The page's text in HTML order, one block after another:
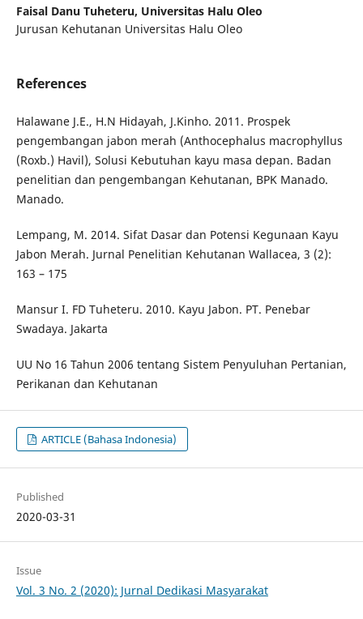
Faisal Danu Tuheteru, Universitas Halu Oleo
Jurusan Kehutanan Universitas Halu Oleo
References
Halawane J.E., H.N Hidayah, J.Kinho. 2011. Prospek
pengembangan jabon merah (Anthocephalus macrophyllus
(Roxb.) Havil), Solusi Kebutuhan kayu masa depan. Badan
penelitian dan pengembangan Kehutanan, BPK Manado.
Manado.
Lempang, M. 2014. Sifat Dasar dan Potensi Kegunaan Kayu
Jabon Merah. Jurnal Penelitian Kehutanan Wallacea, 3 (2):
163 – 175
Mansur I. FD Tuheteru. 2010. Kayu Jabon. PT. Penebar
Swadaya. Jakarta
UU No 16 Tahun 2006 tentang Sistem Penyuluhan Pertanian,
Perikanan dan Kehutanan
ARTICLE (Bahasa Indonesia)
Published
2020-03-31
Issue
Vol. 3 No. 2 (2020): Jurnal Dedikasi Masyarakat